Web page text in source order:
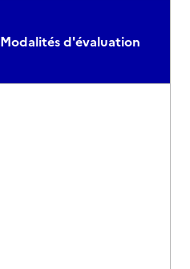
Modalités d'évaluation